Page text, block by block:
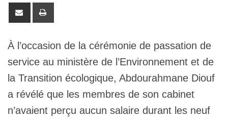
Share
À l’occasion de la cérémonie de passation de
service au ministère de l’Environnement et de
la Transition écologique, Abdourahmane Diouf
a révélé que les membres de son cabinet
n’avaient perçu aucun salaire durant les neuf